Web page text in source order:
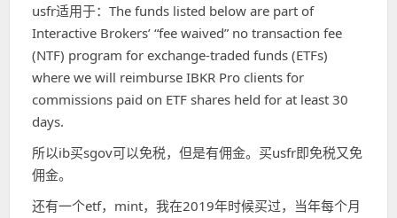
usfr适用于：The funds listed below are part of
Interactive Brokers’ “fee waived” no transaction fee
(NTF) program for exchange-traded funds (ETFs)
where we will reimburse IBKR Pro clients for
commissions paid on ETF shares held for at least 30
days.
所以ib买sgov可以免税，但是有佣金。买usfr即免税又免
佣金。
还有一个etf，mint，我在2019年时候买过，当年每个月